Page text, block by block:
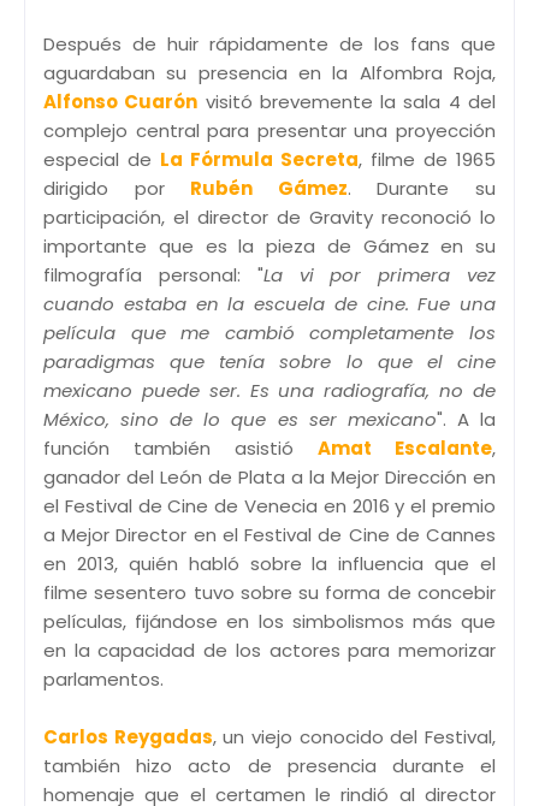
Después de huir rápidamente de los fans que
aguardaban su presencia en la Alfombra Roja,
Alfonso Cuarón visitó brevemente la sala 4 del
complejo central para presentar una proyección
especial de La Fórmula Secreta, filme de 1965
dirigido por Rubén Gámez. Durante su
participación, el director de Gravity reconoció lo
importante que es la pieza de Gámez en su
filmografía personal: "La vi por primera vez
cuando estaba en la escuela de cine. Fue una
película que me cambió completamente los
paradigmas que tenía sobre lo que el cine
mexicano puede ser. Es una radiografía, no de
México, sino de lo que es ser mexicano". A la
función también asistió Amat Escalante,
ganador del León de Plata a la Mejor Dirección en
el Festival de Cine de Venecia en 2016 y el premio
a Mejor Director en el Festival de Cine de Cannes
en 2013, quién habló sobre la influencia que el
filme sesentero tuvo sobre su forma de concebir
películas, fijándose en los simbolismos más que
en la capacidad de los actores para memorizar
parlamentos.
Carlos Reygadas, un viejo conocido del Festival,
también hizo acto de presencia durante el
homenaje que el certamen le rindió al director